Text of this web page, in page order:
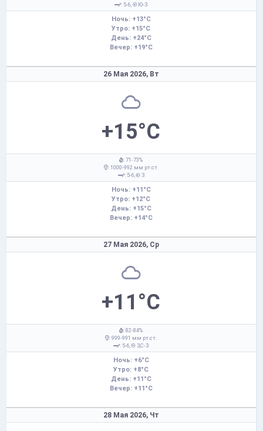
: 5-6,
Ю-З
Ночь: +13°C
Утро: +15°C
День: +24°C
Вечер: +19°C
26 Мая 2026, Вт
+15°C
: 71-73%
: 1000-992 мм рт.ст.
: 5-6,
З
Ночь: +11°C
Утро: +12°C
День: +15°C
Вечер: +14°C
27 Мая 2026, Ср
+11°C
: 82-84%
: 999-991 мм рт.ст.
: 5-6,
З,С-З
Ночь: +6°C
Утро: +8°C
День: +11°C
Вечер: +11°C
28 Мая 2026, Чт